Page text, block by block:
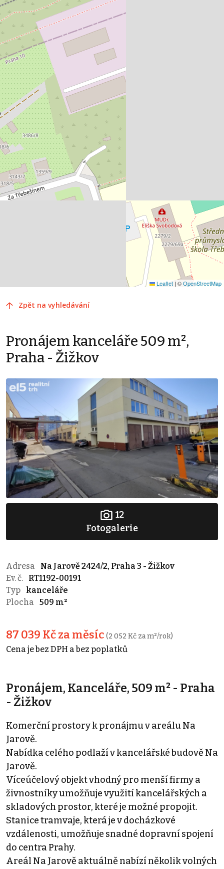
Leaflet | ©OpenStreetMap
Zpět na vyhledávání
Pronájem kanceláře 509 m²,
Praha - Žižkov
12
Fotogalerie
Adresa
Na Jarově 2424/2, Praha 3 - Žižkov
Ev. č.
RT1192-00191
Typ
kanceláře
Plocha
509 m²
87 039 Kč za měsíc (2 052 Kč za m²/rok)
Cena je bez DPH a bez poplatků
Pronájem, Kanceláře, 509 m² - Praha
- Žižkov
Komerční prostory k pronájmu v areálu Na
Jarově.
Nabídka celého podlaží v kancelářské budově Na
Jarově.
Víceúčelový objekt vhodný pro menší firmy a
živnostníky umožňuje využití kancelářských a
skladových prostor, které je možné propojit.
Stanice tramvaje, která je v docházkové
vzdálenosti, umožňuje snadné dopravní spojení
do centra Prahy.
Areál Na Jarově aktuálně nabízí několik volných